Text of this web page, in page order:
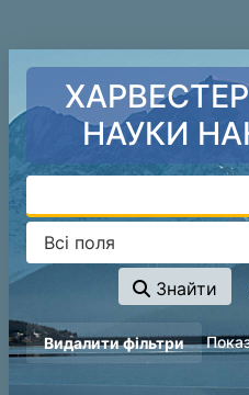
НАУКИ
Знайти
page_reload_on_deselect_hint
Видалити фільтри